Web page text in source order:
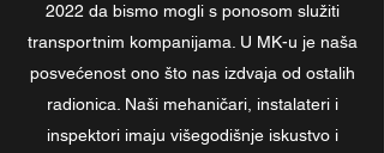
2022 da bismo mogli s ponosom služiti
transportnim kompanijama. U MK-u je naša
posvećenost ono što nas izdvaja od ostalih
radionica. Naši mehaničari, instalateri i
inspektori imaju višegodišnje iskustvo i